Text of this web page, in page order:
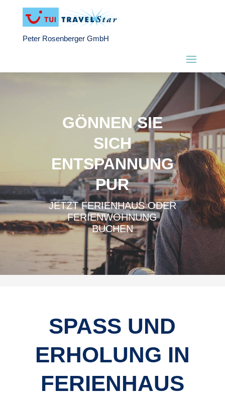
Peter Rosenberger GmbH
GÖNNEN SIE
SICH
ENTSPANNUNG
PUR
JETZT FERIENHAUS ODER
FERIENWOHNUNG
BUCHEN
SPASS UND E
RHOLUNG IN F
ERIENHAUS U